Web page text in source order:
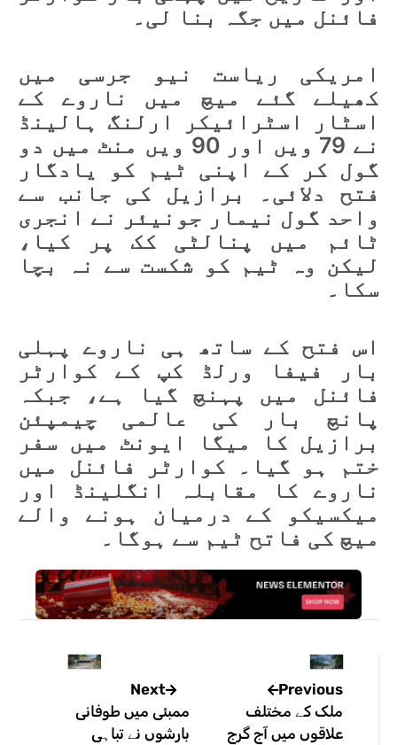
فائنل میں جگہ بنا لی۔
امریکی ریاست نیو جرسی میں
کھیلے گئے میچ میں ناروے کے
اسٹار اسٹرائیکر ارلنگ ہالینڈ
نے 79 ویں اور 90 ویں منٹ میں دو
گول کر کے اپنی ٹیم کو یادگار
فتح دلائی۔ برازیل کی جانب سے
واحد گول نیمار جونیئر نے انجری
ٹائم میں پنالٹی کک پر کیا،
لیکن وہ ٹیم کو شکست سے نہ بچا
سکا۔
اس فتح کے ساتھ ہی ناروے پہلی
بار فیفا ورلڈ کپ کے کوارٹر
فائنل میں پہنچ گیا ہے، جبکہ
پانچ بار کی عالمی چیمپئن
برازیل کا میگا ایونٹ میں سفر
ختم ہو گیا۔ کوارٹر فائنل میں
ناروے کا مقابلہ انگلینڈ اور
میکسیکو کے درمیان ہونے والے
میچ کی فاتح ٹیم سے ہوگا۔
Previous
ملک کے مختلف
علاقوں میں آج گرج
Next
ممبئی میں طوفانی
بارشوں نے تباہی